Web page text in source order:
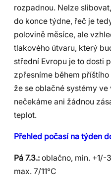
rozpadnou. Nelze
do konce týdne, řeč je
polovině měsíce, ale
tlakového útvaru, který
střední Evropu je to dosti
zpřesníme během
že se oblačné systémy
nečekáme ani žádnou
teplot.
Přehled počasí na týden
Pá 7.3.: oblačno, min. +1/-
max. 7/11°C